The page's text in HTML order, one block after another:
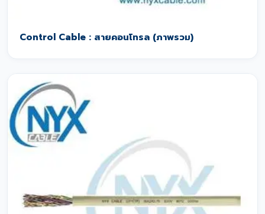
Control Cable : สายคอนโทรล (ภาพรวม)